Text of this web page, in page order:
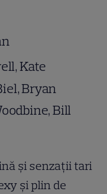
Kate
Bryan
Bill
şi senzaţii tari
şi plin de